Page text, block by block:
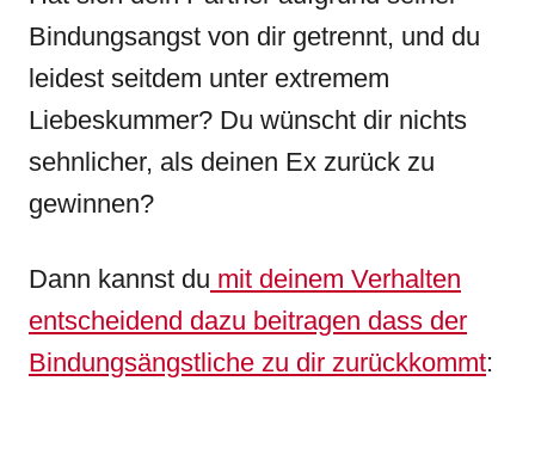
Bindungsangst von dir getrennt, und du
leidest seitdem unter extremem
Liebeskummer? Du wünscht dir nichts
sehnlicher, als deinen Ex zurück zu
gewinnen?
Dann kannst du mit deinem Verhalten
entscheidend dazu beitragen dass der
Bindungsängstliche zu dir zurückkommt: